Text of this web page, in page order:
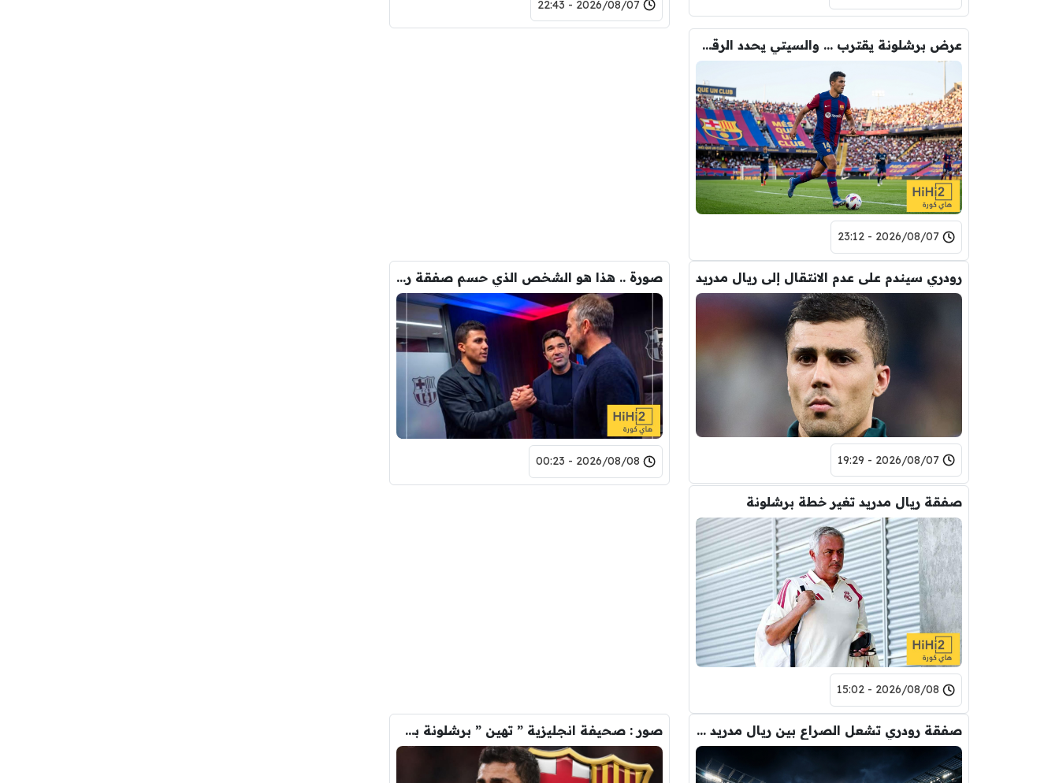
2026/08/07 - 22:43
عرض برشلونة يقترب … والسيتي يحدد الرقم النهائي لبيع رودري
2026/08/07 - 23:12
رودري سيندم على عدم الانتقال إلى ريال مدريد
2026/08/07 - 19:29
صورة .. هذا هو الشخص الذي حسم صفقة رودري الى برشلونة
2026/08/08 - 00:23
صفقة ريال مدريد تغير خطة برشلونة
2026/08/08 - 15:02
صفقة رودري تشعل الصراع بين ريال مدريد والسيتي على ضم هذا اللاعب صور : صحيفة انجليزية ” تهين ” برشلونة بسبب رودري